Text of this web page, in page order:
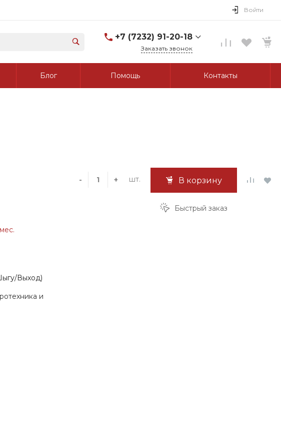
Войти
+7 (7232) 91-20-18
г. Усть-Каменогорск, ул.
Заказать звонок
Блог Помощь Контакты
- + шт. В корзину
Быстрый заказ
Выход)
и